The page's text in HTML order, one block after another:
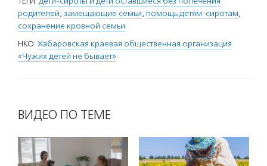
родителей, замещающие семьи, помощь детям-сиротам,
сохранение кровной семьи
НКО: Хабаровская краевая общественная организация
«Чужих детей не бывает»
ВИДЕО ПО ТЕМЕ